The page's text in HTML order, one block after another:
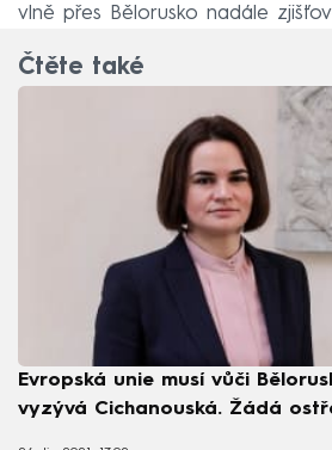
vlně přes Bělorusko nadále
Čtěte také
Evropská unie musí vůči
vyzývá Cichanouská. Žádá